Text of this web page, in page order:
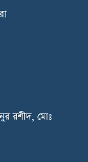
রশীদ, মোঃ